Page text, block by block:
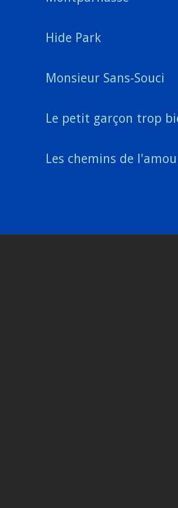
Hide Park
Monsieur Sans-Souci
Le petit garçon trop
Les chemins de